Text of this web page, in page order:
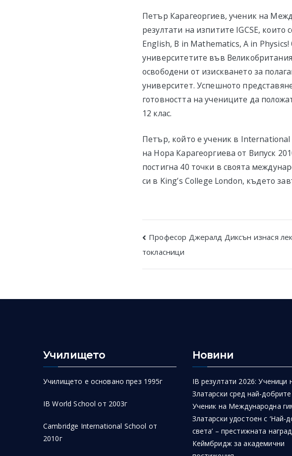
Петър Карагеоргиев, ученик на
резултати на изпитите IGCSE,
English, B in Mathematics, A in
университетите във
освободени от изискването за
университет. Успешното
готовността на учениците да
12 клас.
Петър, който е ученик в
на Нора Карагеоргиева от Випуск
постигна 40 точки в своята
си в King’s College London, където
Post
navigation
Професор Джералд Диксън изнася
токласници
Училището
Училището е основано през 1995г
IB World School от 2003г
Cambridge International School от
2010г
Новини
IB резултати 2026: Ученици
Златарски сред най-
Ученик на Международна
Златарски удостоен с ‘Най-
света’ – престижната
Кеймбридж за академични